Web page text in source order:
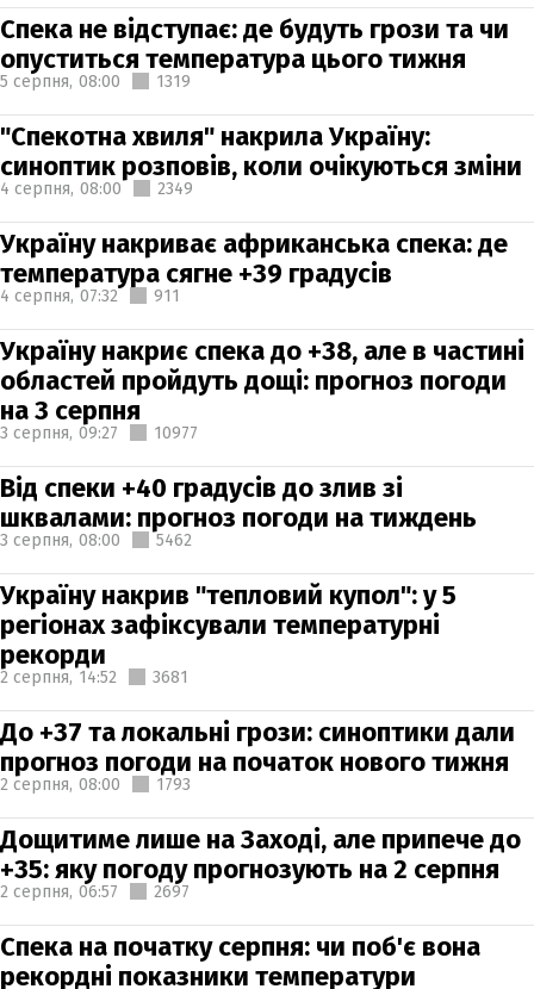
Спека не відступає: де будуть грози та чи
опуститься температура цього тижня
5 серпня, 08:00 1319
"Спекотна хвиля" накрила Україну:
синоптик розповів, коли очікуються зміни
4 серпня, 08:00 2349
Україну накриває африканська спека: де
температура сягне +39 градусів
4 серпня, 07:32 911
Україну накриє спека до +38, але в частині
областей пройдуть дощі: прогноз погоди
на 3 серпня
3 серпня, 09:27 10977
Від спеки +40 градусів до злив зі
шквалами: прогноз погоди на тиждень
3 серпня, 08:00 5462
Україну накрив "тепловий купол": у 5
регіонах зафіксували температурні
рекорди
2 серпня, 14:52 3681
До +37 та локальні грози: синоптики дали
прогноз погоди на початок нового тижня
2 серпня, 08:00 1793
Дощитиме лише на Заході, але припече до
+35: яку погоду прогнозують на 2 серпня
2 серпня, 06:57 2697
Спека на початку серпня: чи поб'є вона
рекордні показники температури